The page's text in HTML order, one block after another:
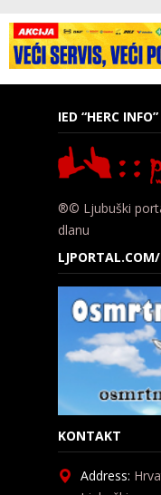
IED “HERC INFO”
®© Ljubuški
dlanu
KONTAKT
Address: